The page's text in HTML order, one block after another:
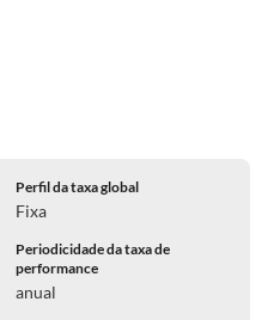
Perfil da taxa global
Fixa
Periodicidade da taxa de
performance
anual